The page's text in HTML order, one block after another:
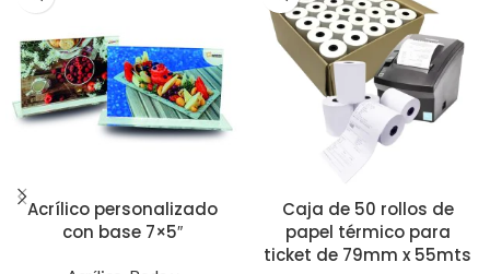
Acrílico personalizado
con base 7×5″
Caja de 50 rollos de
papel térmico para
ticket de 79mm x 55mts